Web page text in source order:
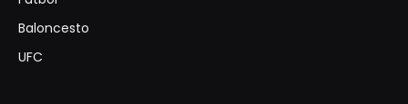
Baloncesto
UFC